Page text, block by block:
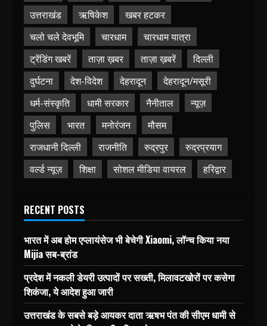
उत्तराखंड
ऋषिकेश
खबर हटकर
चलो चले देवभूमि
चारधाम
चारधाम यात्रा
ट्रेंडिंग खबरें
ताज़ा ख़बर ताज़ा ख़बरें
दिल्ली
दुर्घटना
देश-विदेश देहरादून
देहरादून/मसूरी
धर्म-संस्कृति
धामी सरकार नैनीताल
न्यूज़
पुलिस
भारत मनोरंजन
मौसम
राजधानी दिल्ली
राजनीति रुद्रपुर
रुद्रप्रयाग
वर्ल्ड न्यूज़
शिक्षा सोशल मीडिया वायरल हरिद्वार
RECENT POSTS
भारत में अब होम एप्लायंसेज भी बेचेगी Xiaomi, लॉन्च किया नया
Mijia सब-ब्रांड
प्रदेश में नकली डेयरी उत्पादों पर सख्ती, मिलावटखोरों पर कसेगा
शिकंजा, ये आदेश हुआ जारी
उत्तराखंड के सबसे बड़े आयकर दाता ऋषभ पंत की सीएम धामी से